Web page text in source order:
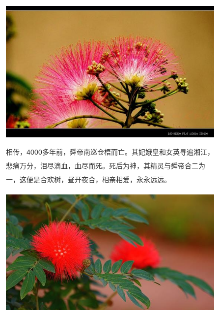
相传，4000多年前，舜帝南巡仓梧而亡。其妃娥皇和女英寻遍湘江，
悲痛万分，泪尽滴血，血尽而死。死后为神，其精灵与舜帝合二为
一，这便是合欢树，昼开夜合，相亲相爱，永永远远。